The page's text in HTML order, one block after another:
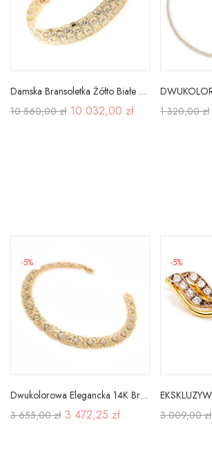
Damska Bransoletka Żółto Białe Złoto pr 585
10 560,00 zł 10 032,00 zł
1 320,00 zł
-5%
Dwukolorowa Elegancka 14K Bransoletka na Prezent
3 655,00 zł 3 472,25 zł
-5%
3 009,00 zł